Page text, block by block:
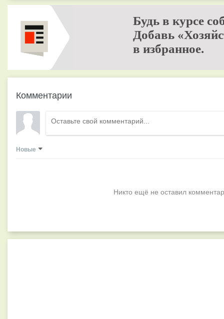
Будь в курсе
Добавь
в избранное.
Комментарии
Новые
Никто ещё не оставил